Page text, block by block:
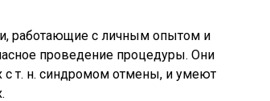
работающие с личным опытом и
проведение процедуры. Они
с т. н. синдромом отмены, и умеют